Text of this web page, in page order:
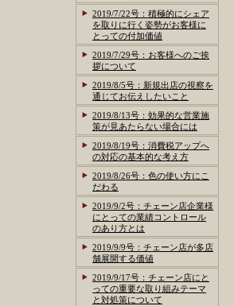
2019/7/22号：積極的にシェア
を取りに行く姿勢がお客様に
とっての付加価値
2019/7/29号：お客様へのご挨
拶について
2019/8/5号：新規出店の視察を
通じてお伝えしたいこと
2019/8/13号：効果的な営業施
策が見あたらない場合には
2019/8/19号：消費税アップへ
の対応の基本的な考え方
2019/8/26号：色の使い方にこ
だわる
2019/9/2号：チェーン店企業様
にとっての業績コントロール
のあり方とは
2019/9/9号：チェーン店が多店
舗展開する価値
2019/9/17号：チェーン店にと
っての重要な取り組みテーマ
と対処策について